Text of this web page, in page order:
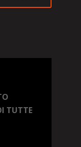
TUTTE